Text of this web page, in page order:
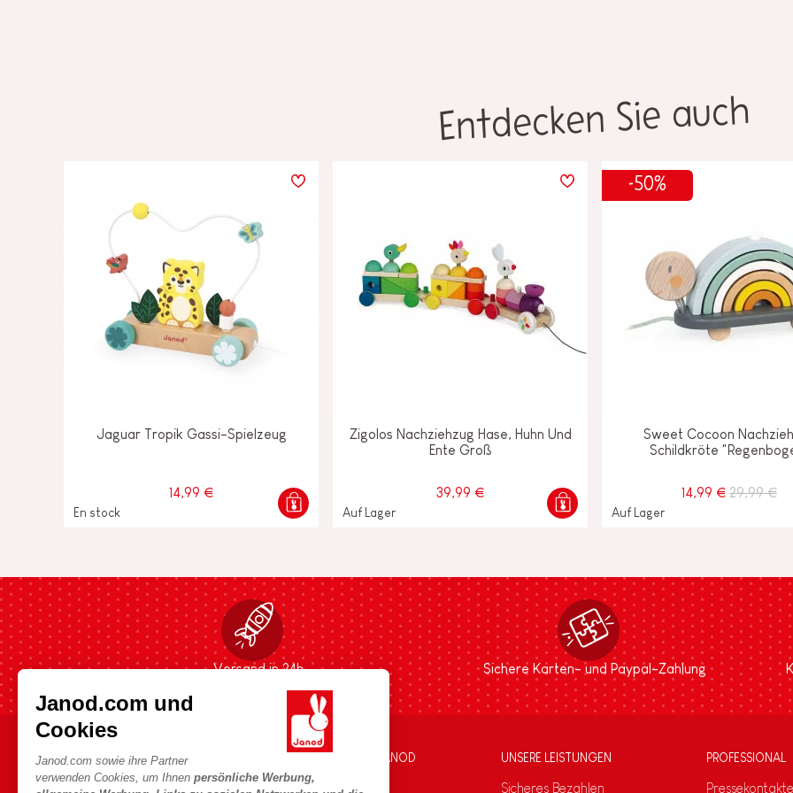
Janod.com und
Cookies
Janod.com sowie ihre Partner
verwenden Cookies, um Ihnen persönliche Werbung,
Entdecken Sie auch
Jaguar Tropik Gassi-Spielzeug
14,99 €
En stock
Zigolos Nachziehzug Hase, Huhn Und
Ente Groß
39,99 €
Auf Lager
-50%
Sweet Cocoon
Schildkröte
14,99 € 29,99 €
Auf Lager
Versand in 24h Sichere Karten- und Paypal-Zahlung
HILFE & INFORMATIONEN
Verkaufsbedingungen
DIE WELT VON JANOD
Die Geschichte
UNSERE LEISTUNGEN
Sicheres Bezahlen
PROFESSIONAL
Pressekontakte